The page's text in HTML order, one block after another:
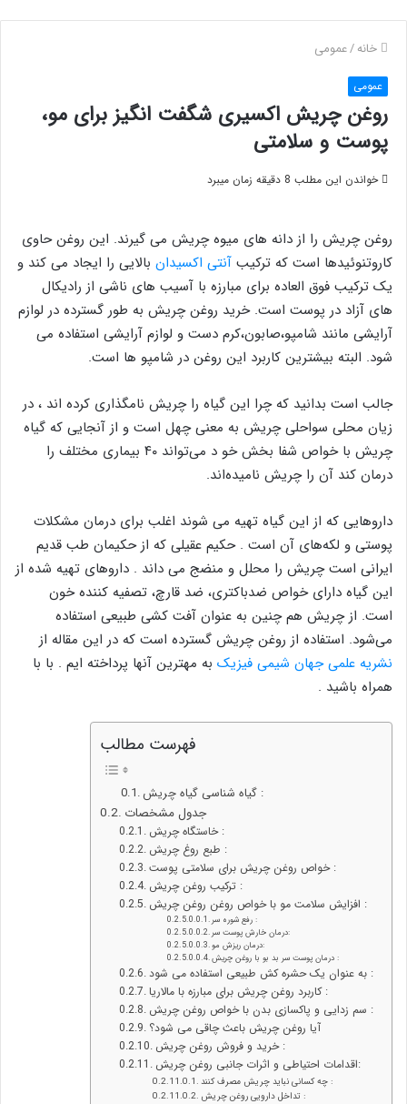
خانه/عمومی
عمومی
روغن چریش اکسیری شگفت انگیز برای مو،
پوست و سلامتی
خواندن این مطلب 8 دقیقه زمان میبرد
روغن چریش را از دانه های میوه چریش می گیرند. این روغن حاوی
کاروتنوئیدها است که ترکیب آنتی اکسیدان بالایی را ایجاد می کند و
یک ترکیب فوق العاده برای مبارزه با آسیب های ناشی از رادیکال
های آزاد در پوست است. خرید روغن چریش به طور گسترده در لوازم
آرایشی مانند شامپو،صابون،کرم دست و لوازم آرایشی استفاده می
شود. البته بیشترین کاربرد این روغن در شامپو ها است.
جالب است بدانید که چرا این گیاه را چریش نامگذاری کرده اند ، در
زیان محلی سواحلی چریش به معنی چهل است و از آنجایی که گیاه
چریش با خواص شفا بخش خو د می‌تواند ۴۰ بیماری مختلف را
درمان کند آن را چریش نامیده‌اند.
داروهایی که از این گیاه تهیه می شوند اغلب برای درمان مشکلات
پوستی و لکه‌های آن است . حکیم عقیلی که از حکیمان طب قدیم
ایرانی است چریش را محلل و منضج می داند . داروهای تهیه شده از
این گیاه دارای خواص ضدباکتری، ضد قارچ، تصفیه کننده خون
است. از چریش هم چنین به عنوان آفت کشی طبیعی استفاده
می‌شود. استفاده از روغن چریش گسترده است که در این مقاله از
نشریه علمی جهان شیمی فیزیک به مهترین آنها پرداخته ایم . با با
همراه باشید .
فهرست مطالب
گیاه شناسی گیاه چریش :
جدول مشخصات
خاستگاه چریش :
طبع روغ چریش :
خواص روغن چریش برای سلامتی پوست :
ترکیب روغن چریش :
افزایش سلامت مو با خواص روغن روغن چریش :
رفع شوره سر :
درمان خارش پوست سر:
درمان ریزش مو:
درمان پوست سر بد بو با روغن چریش :
به عنوان یک حشره کش طبیعی استفاده می شود :
کاربرد روغن چریش برای مبارزه با مالاریا :
سم زدایی و پاکسازی بدن با خواص روغن چریش :
آیا روغن چریش باعث چاقی می شود؟
خرید و فروش روغن چریش :
اقدامات احتیاطی و اثرات جانبی روغن چریش:
چه کسانی نباید چریش مصرف کنند :
تداخل دارویی روغن چریش :